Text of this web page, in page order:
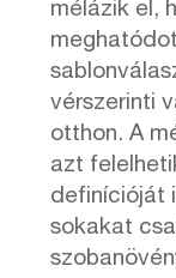
mélázik el,
vérszerinti
otthon. A
azt
definícióját
sokakat